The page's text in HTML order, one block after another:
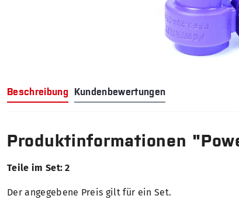
Beschreibung Kundenbewertungen
Produktinformationen
Teile im Set: 2
Der angegebene Preis gilt für ein Set.